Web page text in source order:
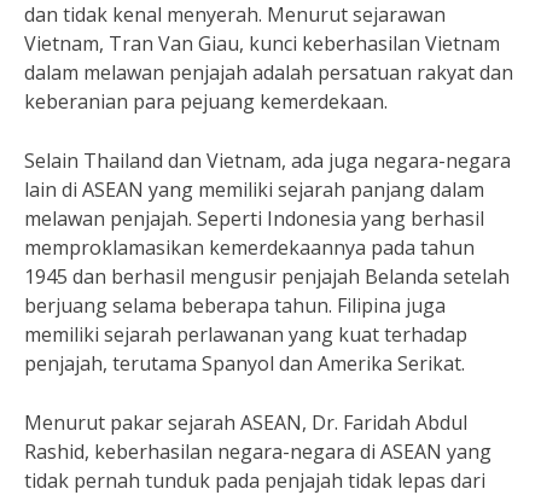
dan tidak kenal menyerah. Menurut sejarawan
Vietnam, Tran Van Giau, kunci keberhasilan Vietnam
dalam melawan penjajah adalah persatuan rakyat dan
keberanian para pejuang kemerdekaan.
Selain Thailand dan Vietnam, ada juga negara-negara
lain di ASEAN yang memiliki sejarah panjang dalam
melawan penjajah. Seperti Indonesia yang berhasil
memproklamasikan kemerdekaannya pada tahun
1945 dan berhasil mengusir penjajah Belanda setelah
berjuang selama beberapa tahun. Filipina juga
memiliki sejarah perlawanan yang kuat terhadap
penjajah, terutama Spanyol dan Amerika Serikat.
Menurut pakar sejarah ASEAN, Dr. Faridah Abdul
Rashid, keberhasilan negara-negara di ASEAN yang
tidak pernah tunduk pada penjajah tidak lepas dari